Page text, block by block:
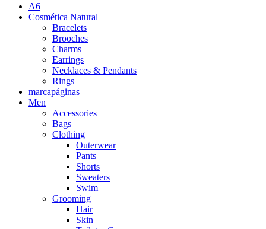
A6
Cosmética Natural
Bracelets
Brooches
Charms
Earrings
Necklaces & Pendants
Rings
marcapáginas
Men
Accessories
Bags
Clothing
Outerwear
Pants
Shorts
Sweaters
Swim
Grooming
Hair
Skin